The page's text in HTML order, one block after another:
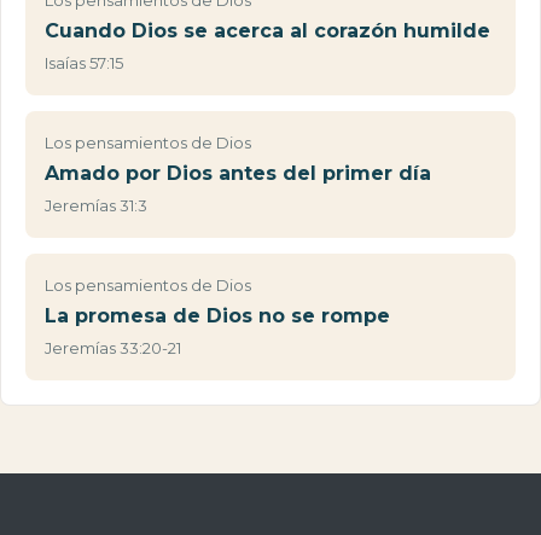
Cuando Dios se acerca al corazón humilde
Isaías 57:15
Los pensamientos de Dios
Amado por Dios antes del primer día
Jeremías 31:3
Los pensamientos de Dios
La promesa de Dios no se rompe
Jeremías 33:20-21